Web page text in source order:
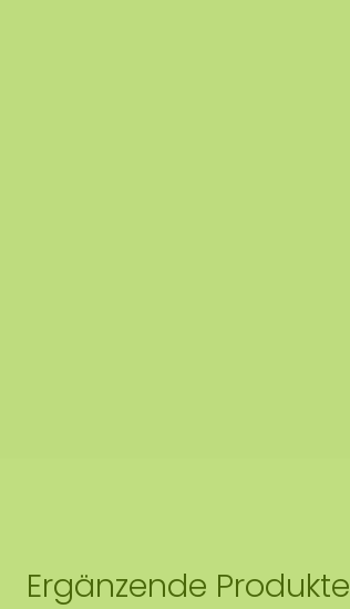
Ergänzende Produkte